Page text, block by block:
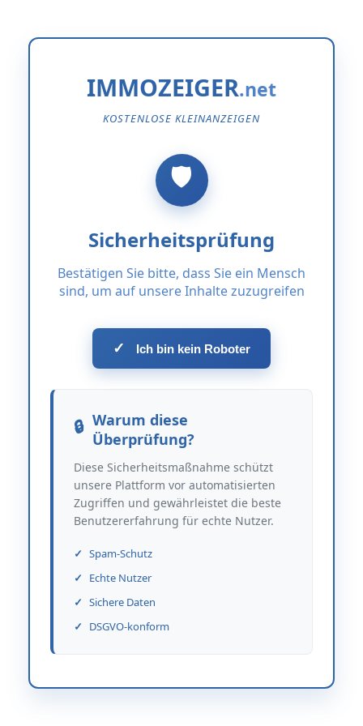
IMMOZEIGER
KOSTENLOSE KLEINANZEIGEN
Sicherheitsprüfung
Bestätigen Sie bitte, dass Sie ein Mensch
sind, um auf unsere Inhalte zuzugreifen
✓ Ich bin kein Roboter
Warum diese
Überprüfung?
Diese Sicherheitsmaßnahme schützt
unsere Plattform vor automatisierten
Zugriffen und gewährleistet die beste
Benutzererfahrung für echte Nutzer.
Spam-Schutz
Echte Nutzer
Sichere Daten
DSGVO-konform